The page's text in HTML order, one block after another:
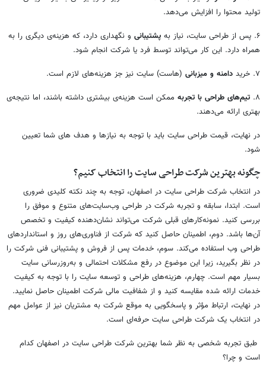
تولید محتوا را افزایش می‌دهد.
۶. پس از طراحی سایت، نیاز به
پشتیبانی و نگهداری دارد، که هزینه‌ی دیگری را به
همراه دارد. این کار می‌تواند توسط فرد یا شرکت انجام شود.
۷. خرید
دامنه و میزبانی (هاست) سایت نیز جز هزینه‌های لازم است.
۸. تیم‌های طراحی با تجربه ممکن است هزینه‌ی بیشتری داشته باشند، اما نتیجه‌ی
بهتری ارائه می‌دهند.
در نهایت، قیمت طراحی سایت باید با توجه به نیازها و هدف های شما تعیین
شود.
چگونه بهترین شرکت طراحی سایت را انتخاب کنیم؟
در انتخاب شرکت طراحی سایت در اصفهان، توجه به چند نکته کلیدی ضروری
است. ابتدا، سابقه و تجربه شرکت در طراحی وب‌سایت‌های متنوع و موفق را
بررسی کنید. نمونه‌کارهای قبلی شرکت می‌تواند نشان‌دهنده کیفیت و تخصص
آن‌ها باشد. دوم، اطمینان حاصل کنید که شرکت از فناوری‌های روز و استانداردهای
طراحی وب استفاده می‌کند. سوم، خدمات پس از فروش و پشتیبانی فنی شرکت را
در نظر بگیرید، زیرا این موضوع در رفع مشکلات احتمالی و به‌روزرسانی سایت
بسیار مهم است. چهارم، هزینه‌های طراحی و توسعه سایت را با توجه به کیفیت
خدمات ارائه شده مقایسه کنید و از شفافیت مالی شرکت اطمینان حاصل نمایید.
در نهایت، ارتباط مؤثر و پاسخگویی به موقع شرکت به مشتریان نیز از عوامل مهم
در انتخاب یک شرکت طراحی سایت حرفه‌ای است.
طبق تجربه شخصی به نظر شما بهترین شرکت طراحی سایت در اصفهان کدام
است و چرا؟